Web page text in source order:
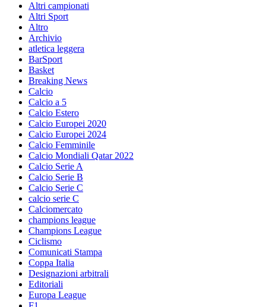
Altri campionati
Altri Sport
Altro
Archivio
atletica leggera
BarSport
Basket
Breaking News
Calcio
Calcio a 5
Calcio Estero
Calcio Europei 2020
Calcio Europei 2024
Calcio Femminile
Calcio Mondiali Qatar 2022
Calcio Serie A
Calcio Serie B
Calcio Serie C
calcio serie C
Calciomercato
champions league
Champions League
Ciclismo
Comunicati Stampa
Coppa Italia
Designazioni arbitrali
Editoriali
Europa League